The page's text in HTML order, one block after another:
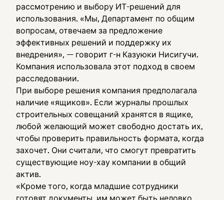
рассмотрению и выбору ИТ-решений для
использования. «Мы, Департамент по общим
вопросам, отвечаем за предложение
эффективных решений и поддержку их
внедрения», — говорит г-н Казуюки Нисигучи.
Компания использовала этот подход в своем
расследовании.
При выборе решения компания предполагала
наличие «ящиков». Если журналы прошлых
строительных совещаний хранятся в ящике,
любой желающий может свободно достать их,
чтобы проверить правильность формата, когда
захочет. Они считали, что смогут превратить
существующие ноу-хау компании в общий
актив.
«Кроме того, когда младшие сотрудники
готовят документы, им может быть неловко